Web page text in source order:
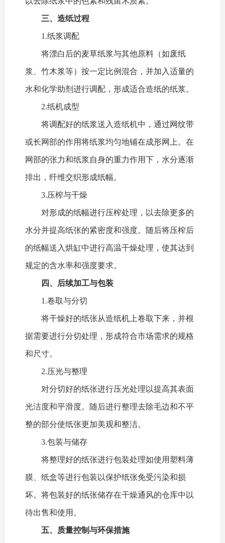
三、造纸过程
1.纸浆调配
将漂白后的麦草纸浆与其他原料（如废纸
浆、竹木浆等）按一定比例混合，并加入适量的
水和化学助剂进行调配，形成适合造纸的纸浆。
2.纸机成型
将调配好的纸浆送入造纸机中，通过网纹带
或长网部的作用将纸浆均匀地铺在成形网上。在
网部的张力和纸浆自身的重力作用下，水分逐渐
排出，纤维交织形成纸幅。
3.压榨与干燥
对形成的纸幅进行压榨处理，以去除更多的
水分并提高纸张的紧密度和强度。随后将压榨后
的纸幅送入烘缸中进行高温干燥处理，使其达到
规定的含水率和强度要求。
四、后续加工与包装
1.卷取与分切
将干燥好的纸张从造纸机上卷取下来，并根
据需要进行分切处理，形成符合市场需求的规格
和尺寸。
2.压光与整理
对分切好的纸张进行压光处理以提高其表面
光洁度和平滑度。随后进行整理去除毛边和不平
整的部分使纸张更加美观和整洁。
3.包装与储存
将整理好的纸张进行包装处理如使用塑料薄
膜、纸盒等进行包装以保护纸张免受污染和损
坏。将包装好的纸张储存在干燥通风的仓库中以
待出售和使用。
五、质量控制与环保措施